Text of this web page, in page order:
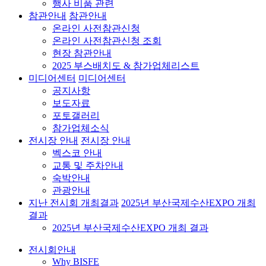
행사 비품 관련
참관안내 참관안내
온라인 사전참관신청
온라인 사전참관신청 조회
현장 참관안내
2025 부스배치도 & 참가업체리스트
미디어센터 미디어센터
공지사항
보도자료
포토갤러리
참가업체소식
전시장 안내 전시장 안내
벡스코 안내
교통 및 주차안내
숙박안내
관광안내
지난 전시회 개최결과 2025년 부산국제수산EXPO 개최
결과
2025년 부산국제수산EXPO 개최 결과
전시회안내
Why BISFE